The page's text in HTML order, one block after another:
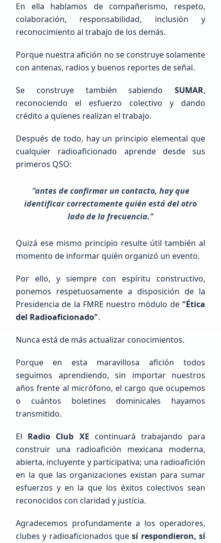
NOTENGO123
México, GUERRERO, LA UNION DE ISIDORO MONTES DE OCA
Francisco JavierSalazar Menchaca
Beginner (SWL / Aspirant)
Mexico, Michoacán de Ocampo, La Piedad
Próximos Eventos Calendario completo
FEED RSS
Problema de Conexión RSS
Error al obtener noticias: Failed to fetch RSS feed
En ella hablamos de compañerismo, respeto,
colaboración, responsabilidad, inclusión y
reconocimiento al trabajo de los demás.
Porque nuestra afición no se construye solamente
con antenas, radios y buenos reportes de señal.
Se construye también sabiendo SUMAR,
reconociendo el esfuerzo colectivo y dando
crédito a quienes realizan el trabajo.
Después de todo, hay un principio elemental que
cualquier radioaficionado aprende desde sus
primeros QSO:
"antes de confirmar un contacto, hay que
identificar correctamente quién está del otro
lado de la frecuencia."
Quizá ese mismo principio resulte útil también al
momento de informar quién organizó un evento.
Por ello, y siempre con espíritu constructivo,
ponemos respetuosamente a disposición de la
Presidencia de la FMRE nuestro módulo de "Ética
del Radioaficionado".
Nunca está de más actualizar conocimientos.
Porque en esta maravillosa afición todos
seguimos aprendiendo, sin importar nuestros
años frente al micrófono, el cargo que ocupemos
o cuántos boletines dominicales hayamos
transmitido.
El Radio Club XE continuará trabajando para
construir una radioafición mexicana moderna,
abierta, incluyente y participativa; una radioafición
en la que las organizaciones existan para sumar
esfuerzos y en la que los éxitos colectivos sean
reconocidos con claridad y justicia.
Agradecemos profundamente a los operadores,
clubes y radioaficionados quesí respondieron, sí